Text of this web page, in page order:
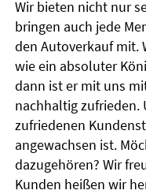
Wir bieten nicht nur
bringen auch jede
den Autoverkauf mit.
wie ein absoluter
dann ist er mit uns
nachhaltig zufrieden.
zufriedenen
angewachsen ist.
dazugehören? Wir
Kunden heißen wir